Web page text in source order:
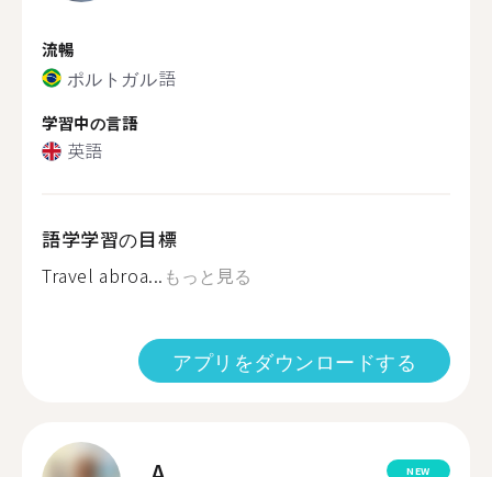
流暢
ポルトガル語
学習中の言語
英語
語学学習の目標
Travel abroa... もっと見る
アプリをダウンロードする
NEW